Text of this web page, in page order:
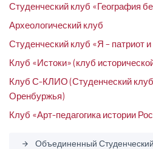
Студенческий клуб «География
Археологический клуб
Студенческий клуб «Я – патриот
Клуб «Истоки» (клуб
Клуб С-КЛИО (Студенческий
Оренбуржья)
Клуб «Арт-педагогика истории
arrow_forward Объединенный